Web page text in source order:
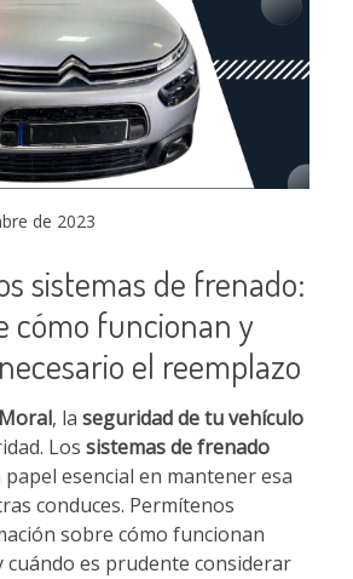
de 2023
sistemas de frenado:
cómo funcionan y
el reemplazo
, la seguridad de tu vehículo
Los sistemas de frenado
esencial en mantener esa
conduces. Permítenos
sobre cómo funcionan
cuándo es prudente considerar